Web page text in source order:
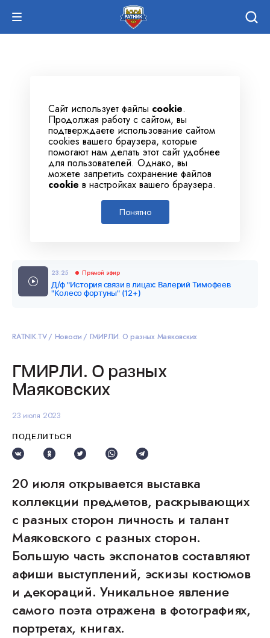
Сайт использует файлы cookie.
Продолжая работу с сайтом, вы
подтверждаете использование сайтом
cookies вашего браузера, которые
помогают нам делать этот сайт удобнее
для пользователей. Однако, вы
можете запретить сохранение файлов
cookie в настройках вашего браузера.
Понятно
23:25 Прямой эфир
Д/ф "История связи в лицах: Валерий Тимофеев
"Колесо фортуны" (12+)
RATNIK.TV Новости ГМИРЛИ. О разных Маяковских
ГМИРЛИ. О разных
Маяковских
23 июля 2023
ПОДЕЛИТЬСЯ
20 июля открывается выставка
коллекции предметов, раскрывающих
с разных сторон личность и талант
Маяковского с разных сторон.
Большую часть экспонатов составляют
афиши выступлений, эскизы костюмов
и декораций. Уникальное явление
самого поэта отражена в фотографиях,
портретах, книгах.